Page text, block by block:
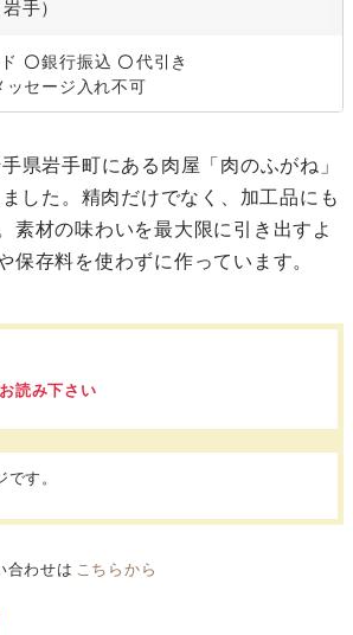
手）
〇銀行振込 〇代引き
ッセージ入れ不可
県岩手町にある肉屋「肉のふがね」
した。精肉だけでなく、加工品にも
素材の味わいを最大限に引き出すよ
保存料を使わずに作っています。
読み下さい
す。
合わせは こちらから